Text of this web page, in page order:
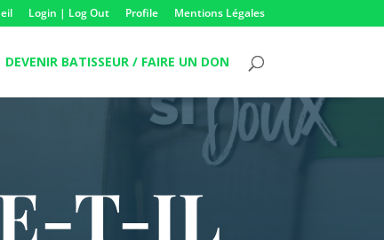
Login | Log Out Profile Mentions Légales
DEVENIR BATISSEUR / FAIRE UN DON
T-IL